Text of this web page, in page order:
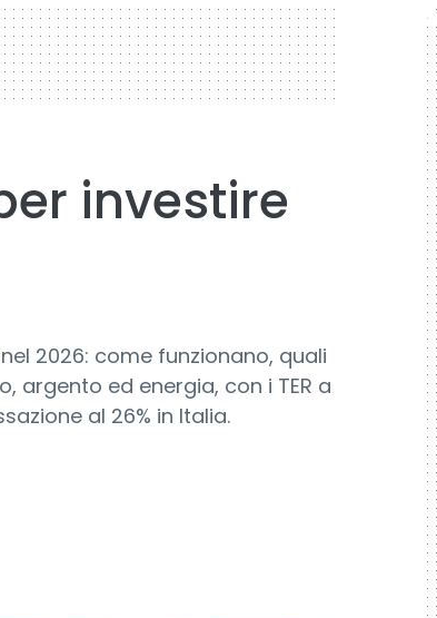
investire
2026: come funzionano, quali
argento ed energia, con i TER a
al 26% in Italia.